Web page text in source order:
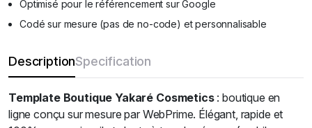
Optimisé pour le référencement sur Google
Codé sur mesure (pas de no-code) et personnalisable
DescriptionSpecification
Template Boutique Yakaré Cosmetics: boutique en
ligne conçu sur mesure par WebPrime. Élégant, rapide et